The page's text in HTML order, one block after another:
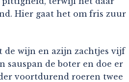
Hier gaat het om fris zuur
de wijn en azijn zachtjes vijf
sauspan de boter en doe er
voortdurend roeren twee